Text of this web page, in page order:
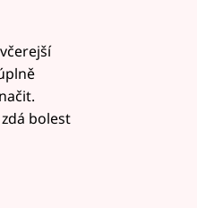
bolest